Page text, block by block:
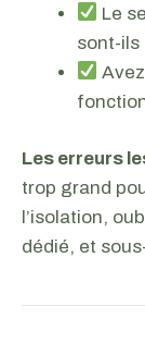
Le
sont-ils
Les erreurs
trop grand
l’isolation,
dédié, et